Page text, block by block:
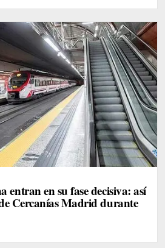
entran en su fase decisiva: así
Cercanías Madrid durante